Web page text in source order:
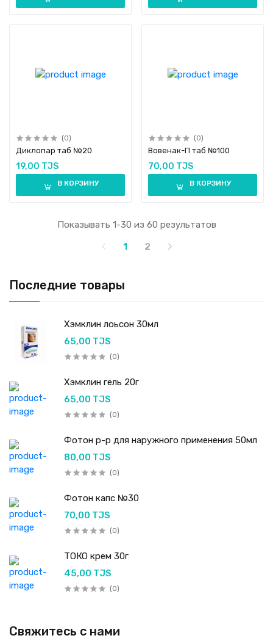
Последние товары
Хэмклин лоьсон 30мл
65,00 TJS
(0)
Хэмклин гель 20г
65,00 TJS
(0)
Фотон р-р для наружного применения 50мл
80,00 TJS
(0)
Фотон капс №30
70,00 TJS
(0)
ТОКО крем 30г
45,00 TJS
(0)
(0)
Диклопар таб №20
19,00 TJS
В КОРЗИНУ
(0)
Вовенак-П таб №100
70,00 TJS
В КОРЗИНУ
Показывать 1-30 из 60 результатов
1
2
Свяжитесь с нами